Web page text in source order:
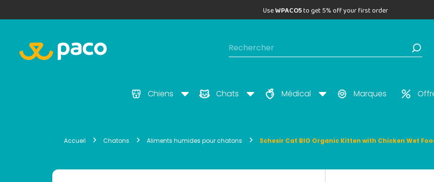
UseWPACO5to get 5% off your first order
Chiens Chats Médical Marques
Accueil Chatons Aliments humides pour chatons Schesir Cat BIO Organic Kitten with Chicken Wet